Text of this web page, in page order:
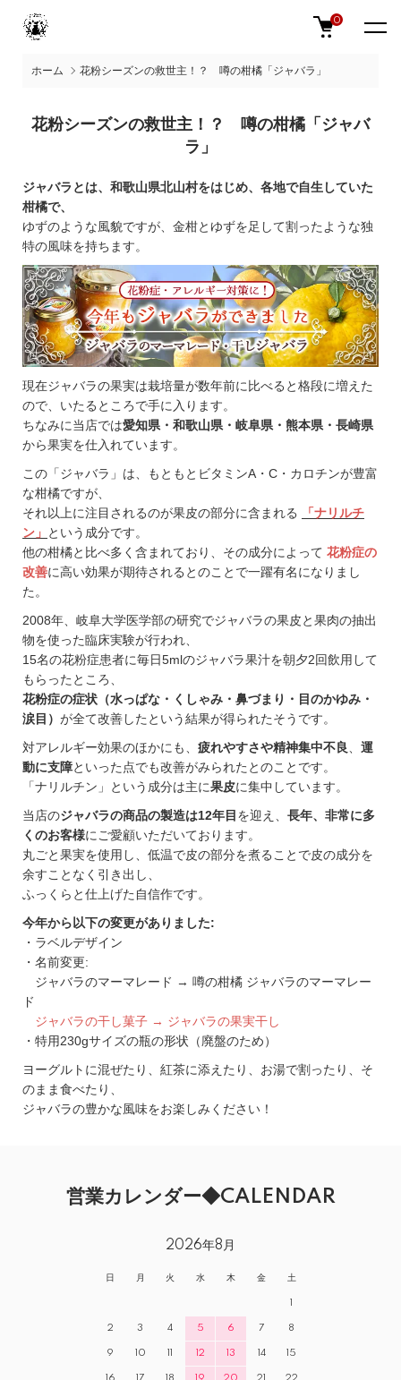
0
ホーム 花粉シーズンの救世主！？ 噂の柑橘「ジャバラ」
花粉シーズンの救世主！？ 噂の柑橘「ジャバ
ラ」
ジャバラとは、和歌山県北山村をはじめ、各地で自生していた
柑橘で、
ゆずのような風貌ですが、金柑とゆずを足して割ったような独
特の風味を持ちます。
現在ジャバラの果実は栽培量が数年前に比べると格段に増えた
ので、いたるところで手に入ります。
ちなみに当店では愛知県・和歌山県・岐阜県・熊本県・長崎県
から果実を仕入れています。
この「ジャバラ」は、もともとビタミンA・C・カロチンが豊富
な柑橘ですが、
それ以上に注目されるのが果皮の部分に含まれる
「ナリルチ
ン」 という成分です。
他の柑橘と比べ多く含まれており、その成分によって 花粉症の
改善に高い効果が期待されるとのことで一躍有名になりまし
た。
2008年、岐阜大学医学部の研究でジャバラの果皮と果肉の抽出
物を使った臨床実験が行われ、
15名の花粉症患者に毎日5mlのジャバラ果汁を朝夕2回飲用して
もらったところ、
花粉症の症状（水っぱな・くしゃみ・鼻づまり・目のかゆみ・
涙目） が全て改善したという結果が得られたそうです。
対アレルギー効果のほかにも、 疲れやすさや精神集中不良
運
動に支障といった点でも改善がみられたとのことです。
「ナリルチン」という成分は主に果皮に集中しています。
当店のジャバラの商品の製造は12年目 を迎え、 長年、非常に多
くのお客様にご愛顧いただいております。
丸ごと果実を使用し、低温で皮の部分を煮ることで皮の成分を
余すことなく引き出し、
ふっくらと仕上げた自信作です。
今年から以下の変更がありました:
・ラベルデザイン
・名前変更:
ジャバラのマーマレード → 噂の柑橘 ジャバラのマーマレー
ド
ジャバラの干し菓子 → ジャバラの果実干し
・特用230gサイズの瓶の形状（廃盤のため）
ヨーグルトに混ぜたり、紅茶に添えたり、お湯で割ったり、そ
のまま食べたり、
ジャバラの豊かな風味をお楽しみください！
営業カレンダー◆CALENDAR
2026年8月
日 月 火 水 木 金 土
1
2 3 4 5 6 7 8
9 10 11 12 13 14 15